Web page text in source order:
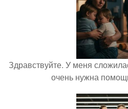
Здравствуйте. У меня
очень нужна